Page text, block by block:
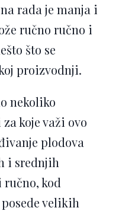
rada je manja i
ručno ručno i
što se
proizvodnji.
nekoliko
koje važi ovo
plodova
i srednjih
kod
velikih